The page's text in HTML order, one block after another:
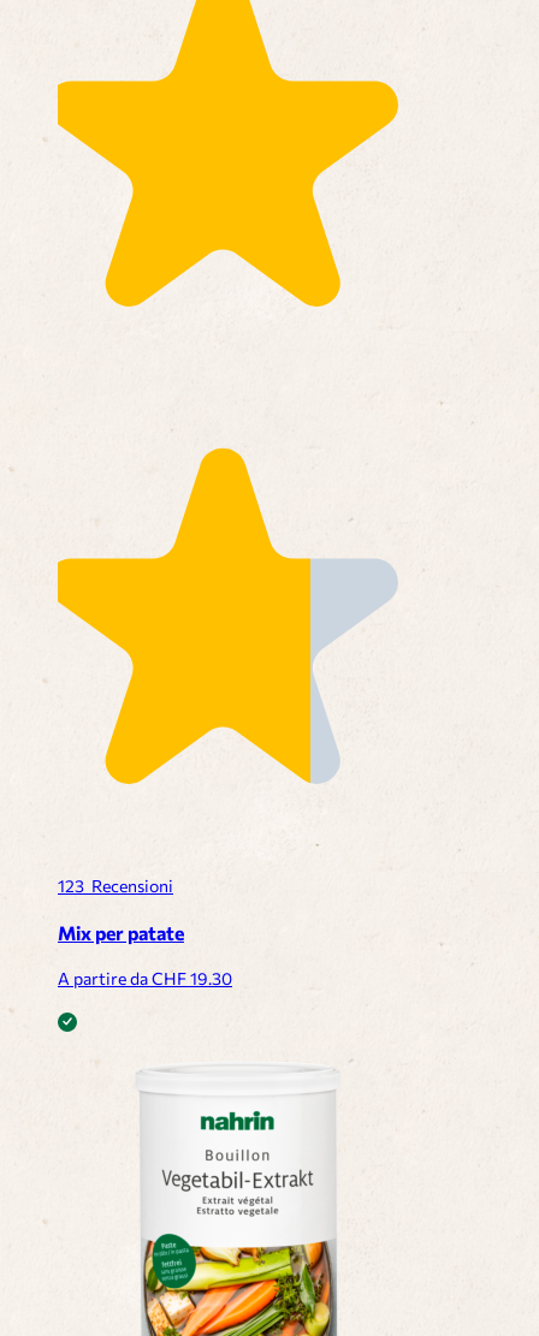
123 Recensioni
Mix per patate
A partire da CHF19.30